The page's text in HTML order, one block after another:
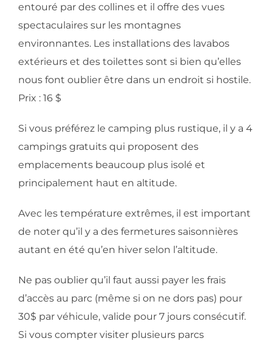
entouré par des collines et il offre des vues
spectaculaires sur les montagnes
environnantes. Les installations des lavabos
extérieurs et des toilettes sont si bien qu’elles
nous font oublier être dans un endroit si hostile.
Prix : 16 $
Si vous préférez le camping plus rustique, il y a 4
campings gratuits qui proposent des
emplacements beaucoup plus isolé et
principalement haut en altitude.
Avec les température extrêmes, il est important
de noter qu’il y a des fermetures saisonnières
autant en été qu’en hiver selon l’altitude.
Ne pas oublier qu’il faut aussi payer les frais
d’accès au parc (même si on ne dors pas) pour
30$ par véhicule, valide pour 7 jours consécutif.
Si vous compter visiter plusieurs parcs